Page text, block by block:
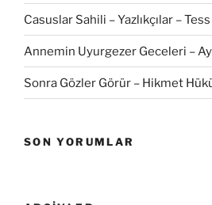
Casuslar Sahili – Yazlıkçılar –
Annemin Uyurgezer Geceleri –
Sonra Gözler Görür – Hikmet
SON YORUMLAR